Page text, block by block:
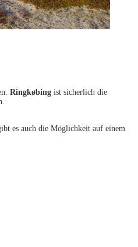
Ringkøbing ist sicherlich die
es auch die Möglichkeit auf einem